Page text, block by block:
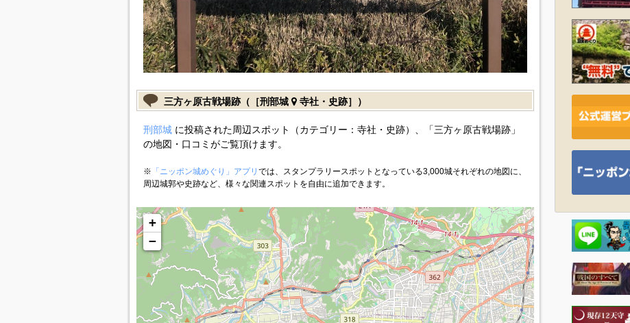
三方ヶ原古戦場跡（［刑部城 寺社・史跡］）
刑部城に投稿された周辺スポット（カテゴリー：寺社・史跡）、「三方ヶ原古戦場跡」
の地図・口コミがご覧頂けます。
※ 「ニッポン城めぐり」アプリ では、スタンプラリースポットとなっている3,000城それぞれの地図に、
周辺城郭や史跡など、様々な関連スポットを自由に追加できます。
+
−